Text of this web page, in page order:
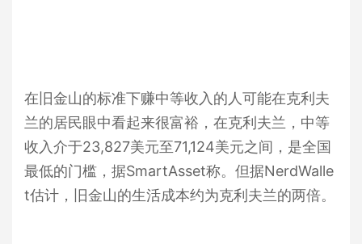
在旧金山的标准下赚中等收入的人可能在克利夫
兰的居民眼中看起来很富裕，在克利夫兰，中等
收入介于23,827美元至71,124美元之间，是全国
最低的门槛，据SmartAsset称。但据NerdWalle
t估计，旧金山的生活成本约为克利夫兰的两倍。